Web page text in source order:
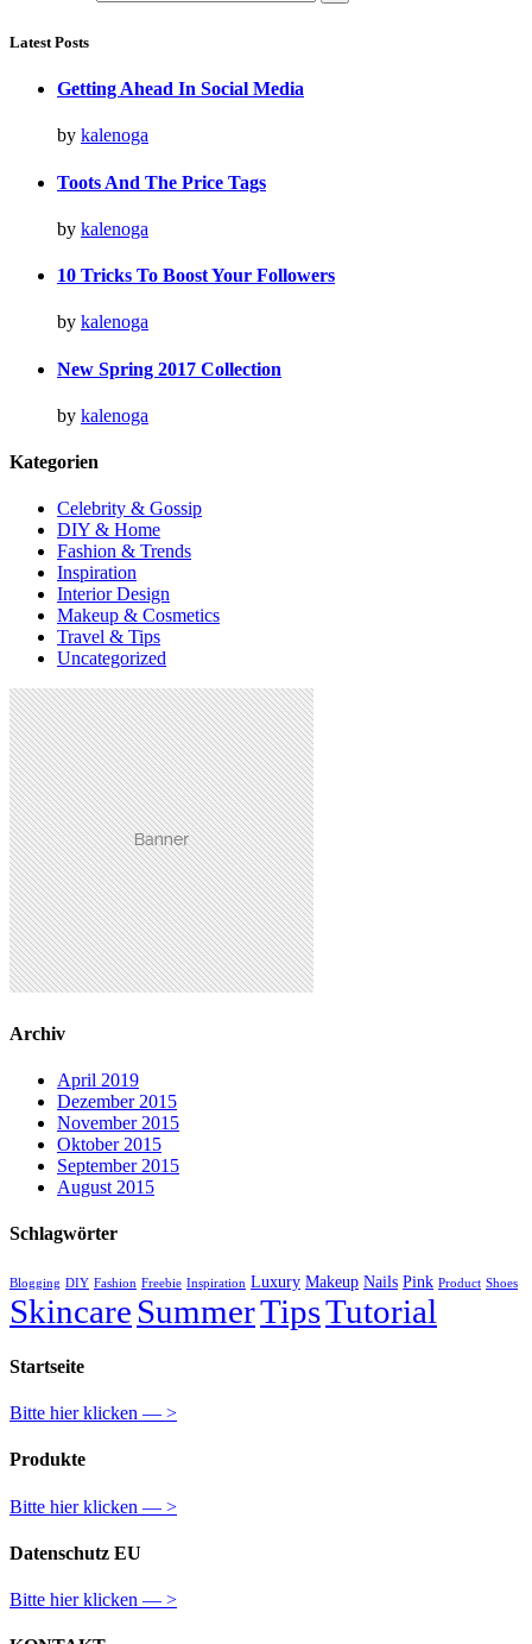
Latest Posts
Getting Ahead In Social Media
by kalenoga
Toots And The Price Tags
by kalenoga
10 Tricks To Boost Your Followers
by kalenoga
New Spring 2017 Collection
by kalenoga
Kategorien
Celebrity & Gossip
DIY & Home
Fashion & Trends
Inspiration
Interior Design
Makeup & Cosmetics
Travel & Tips
Uncategorized
Archiv
April 2019
Dezember 2015
November 2015
Oktober 2015
September 2015
August 2015
Schlagwörter
Blogging DIY Fashion Freebie Inspiration Luxury Makeup Nails Pink Product Shoes
Skincare SummerTipsTutorial
Startseite
Bitte hier klicken — >
Produkte
Bitte hier klicken — >
Datenschutz EU
Bitte hier klicken — >